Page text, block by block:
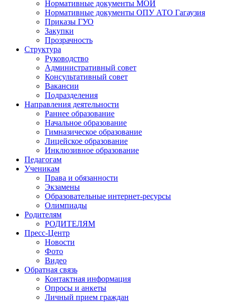
Нормативные документы МОИ
Нормативные документы ОПУ АТО Гагаузия
Приказы ГУО
Закупки
Прозрачность
Структура
Руководство
Административный совет
Консультативный совет
Вакансии
Подразделения
Направления деятельности
Раннее образование
Начальное образование
Гимназическое образование
Лицейское образование
Инклюзивное образование
Педагогам
Ученикам
Права и обязанности
Экзамены
Образовательные интернет-ресурсы
Олимпиады
Родителям
РОДИТЕЛЯМ
Пресс-Центр
Новости
Фото
Видео
Обратная связь
Контактная информация
Опросы и анкеты
Личный прием граждан